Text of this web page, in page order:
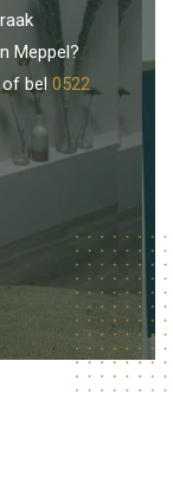
Meppel?
of bel 0522